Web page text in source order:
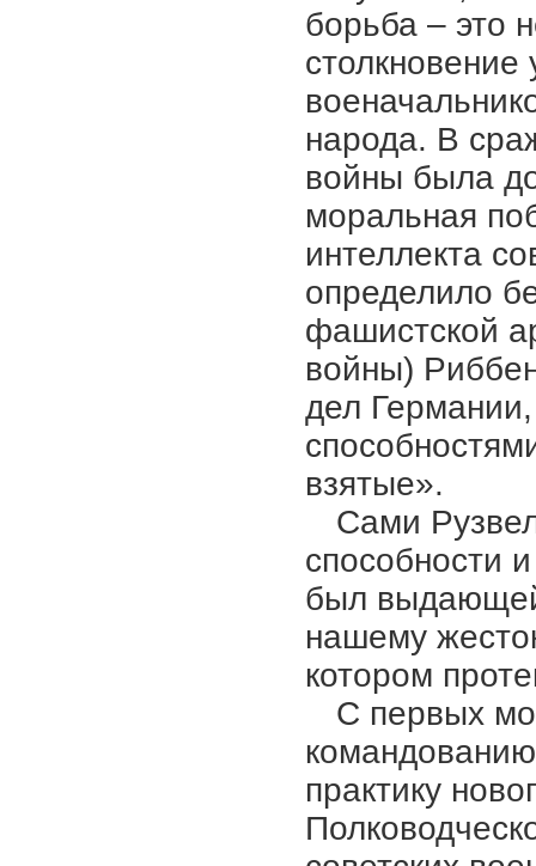
борьба – это
народа. В
войны была
моральная
интеллекта
определило
фашистской
войны)
дел
взятые».
Сами
способности
был
нашему
котором
С первых
практику